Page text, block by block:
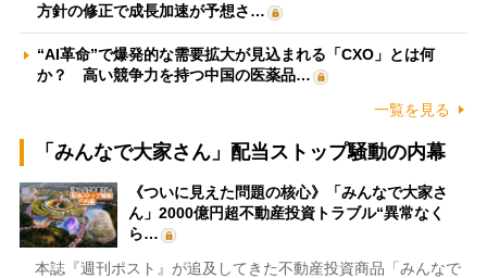
方針の修正で成長加速が予想さ…
“AI革命”で爆発的な需要拡大が見込まれる「CXO」とは何
か？ 高い競争力を持つ中国の医薬品…
一覧を見る
「みんなで大家さん」配当ストップ騒動の内幕
《ついに見えた問題の核心》「みんなで大家さ
ん」2000億円超不動産投資トラブル“異常なく
ら…
本誌『週刊ポスト』が追及してきた不動産投資商品「みんなで